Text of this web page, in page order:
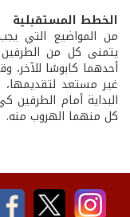
الخطط المستقبلية
من المواضيع التي
يتمنى كل من
أحدهما كابوسًا للآخر،
غير مستعد
البداية أمام
كل منهما الهروب منه.